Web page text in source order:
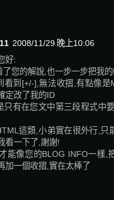
2008/11/29 晚上10:06
好:
了您的解說,也一步一步把我
看到[+/-],無法收摺,有點像是
定改了我的ID
只有在您文中第三段程式中
這類,小弟實在很外行,只
看一下了,謝謝!
能像您的BLOG INFO一樣,
加一個收摺,實在太棒了